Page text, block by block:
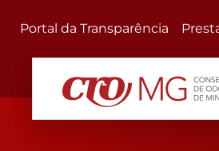
Portal da Transparência